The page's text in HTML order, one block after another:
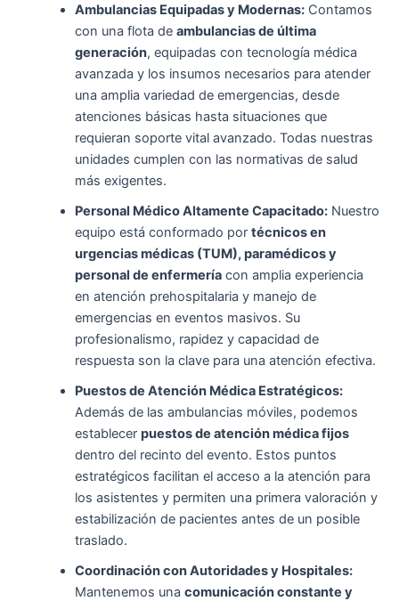
Ambulancias Equipadas y Modernas:Contamos
con una flota de ambulancias de última
generación, equipadas con tecnología médica
avanzada y los insumos necesarios para atender
una amplia variedad de emergencias, desde
atenciones básicas hasta situaciones que
requieran soporte vital avanzado. Todas nuestras
unidades cumplen con las normativas de salud
más exigentes.
Personal Médico Altamente Capacitado:Nuestro
equipo está conformado por técnicos en
urgencias médicas (TUM), paramédicos y
personal de enfermeríacon amplia experiencia
en atención prehospitalaria y manejo de
emergencias en eventos masivos. Su
profesionalismo, rapidez y capacidad de
respuesta son la clave para una atención efectiva.
Puestos de Atención Médica Estratégicos:
Además de las ambulancias móviles, podemos
establecer puestos de atención médica fijos
dentro del recinto del evento. Estos puntos
estratégicos facilitan el acceso a la atención para
los asistentes y permiten una primera valoración y
estabilización de pacientes antes de un posible
traslado.
Coordinación con Autoridades y Hospitales:
Mantenemos una comunicación constante y